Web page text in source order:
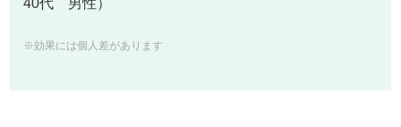
40代 男性）
※効果には個人差があります